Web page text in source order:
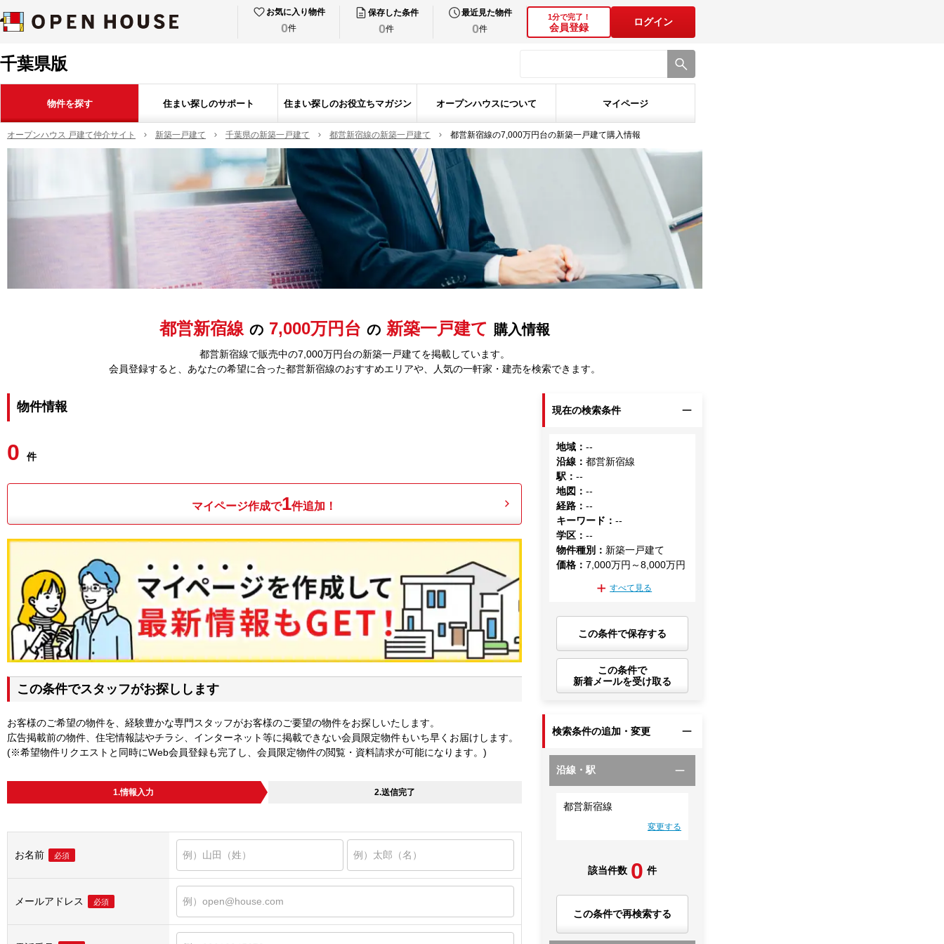
お気に入り物件
0件
保存した条件
0件
最近見た物件
0件
1分で完了！
会員登録
ログイン
千葉県版
物件を探す 住まい探しのサポート 住まい探しのお役立ちマガジン オープンハウスについて マイページ
オープンハウス 戸建て仲介サイト 新築一戸建て 千葉県の新築一戸建て 都営新宿線の新築一戸建て 都営新宿線の7,000万円台の新築一戸建て購入情報
都営新宿線 の 7,000万円台 の 新築一戸建て 購入情報
都営新宿線で販売中の7,000万円台の新築一戸建てを掲載しています。
会員登録すると、あなたの希望に合った都営新宿線のおすすめエリアや、人気の一軒家・建売を検索できます。
物件情報
0 件
マイページ作成で1件追加！
この条件でスタッフがお探しします
お客様のご希望の物件を、経験豊かな専門スタッフがお客様のご要望の物件をお探しいたします。
広告掲載前の物件、住宅情報誌やチラシ、インターネット等に掲載できない会員限定物件もいち早くお届けします。
(※希望物件リクエストと同時にWeb会員登録も完了し、会員限定物件の閲覧・資料請求が可能になります。)
1.情報入力 2.送信完了
お名前 必須
メールアドレス 必須
現在の検索条件
地域 ：--
沿線 ：都営新宿線
駅 ：--
地図 ：--
経路 ：--
キーワード ：--
学区 ：--
物件種別 ： 新築一戸建て
価格 ：7,000万円～8,000万円
すべて見る
この条件で保存する
この条件で
新着メールを受け取る
検索条件の追加・変更
沿線・駅
都営新宿線
変更する
該当件数 0 件
この条件で再検索する